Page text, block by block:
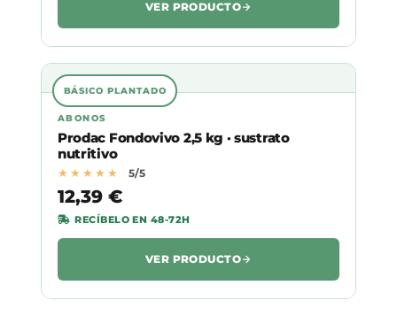
VER PRODUCTO
BÁSICO PLANTADO
ABONOS
Prodac Fondovivo 2,5 kg · sustrato
nutritivo
★★★★★ 5/5
12,39 €
RECÍBELO EN 48-72H
VER PRODUCTO